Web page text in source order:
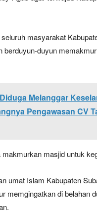
SUBSCRIBE
masyarakat
berduyun-duyun
Diduga Melanggar
Pengawasan CV
masjid untuk
umat Islam Kabupaten
memgingatkan di belahan